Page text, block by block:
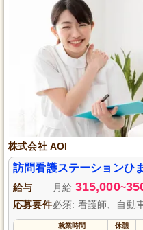
株式会社 AOI
訪問看護ステーションひ
給与 月給 315,000~
応募要件必須: 看護師、自動
就業時間 休憩